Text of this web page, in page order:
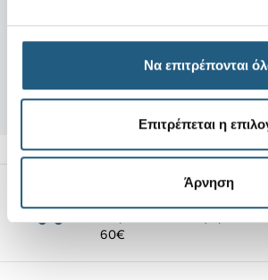
Να επιτρέπονται
Επιτρέπεται η
Άρνηση
Αποστολές Προϊόντων
60€